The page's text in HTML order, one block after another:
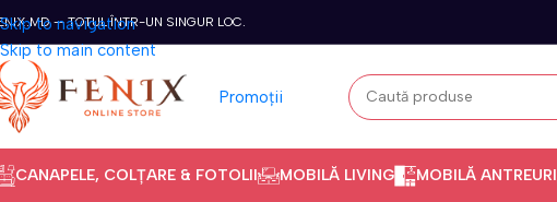
Skip to navigation
Skip to main content
— TOTUL ÎNTR-UN SINGUR LOC.
Promoții
CANAPELE, COLȚARE & FOTOLII MOBILĂ LIVING MOBILĂ ANTREURI